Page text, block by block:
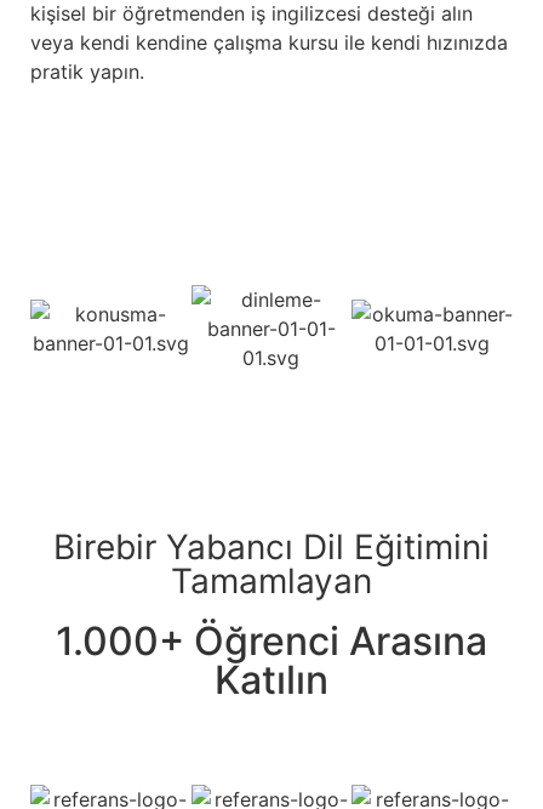
kişisel bir öğretmenden iş ingilizcesi desteği alın
veya kendi kendine çalışma kursu ile kendi hızınızda
pratik yapın.
Birebir Yabancı Dil Eğitimini
Tamamlayan
1.000+ Öğrenci Arasına
Katılın